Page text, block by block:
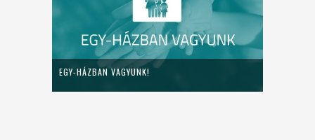
EGY-HÁZBAN VAGYUNK!